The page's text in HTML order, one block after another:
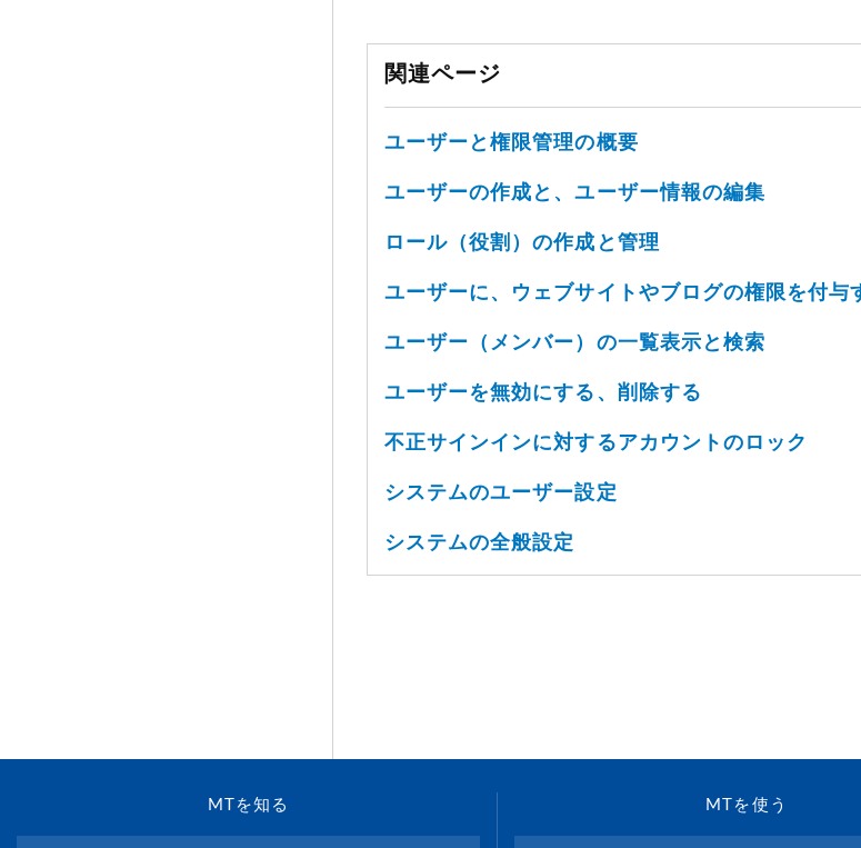
関連ページ
ユーザーと権限管理の概要
ユーザーの作成と、ユーザー情報の編集
ロール（役割）の作成と管理
ユーザーに、ウェブサイトやブログの権限を付与
ユーザー（メンバー）の一覧表示と検索
ユーザーを無効にする、削除する
不正サインインに対するアカウントのロック
システムのユーザー設定
システムの全般設定
MTを知る MTを使う